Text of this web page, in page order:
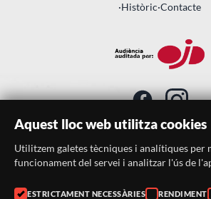
·Històric·Contacte
SUBSCRIU-TE AL
Telèfon: 938046359
Aquest lloc web utilitza cookies
Utilitzem galetes tècniques i analítiques per
funcionament del servei i analitzar l'ús de
ESTRICTAMENT NECESSÀRIES RENDIMENT